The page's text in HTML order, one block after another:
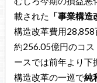
載された 「事業構造
構造改革費用
約256.05億円のコ
ースでは前年より下
構造改革の一巡で純